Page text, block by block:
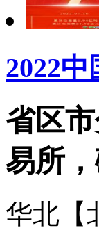
2022
省区
易所
华北【